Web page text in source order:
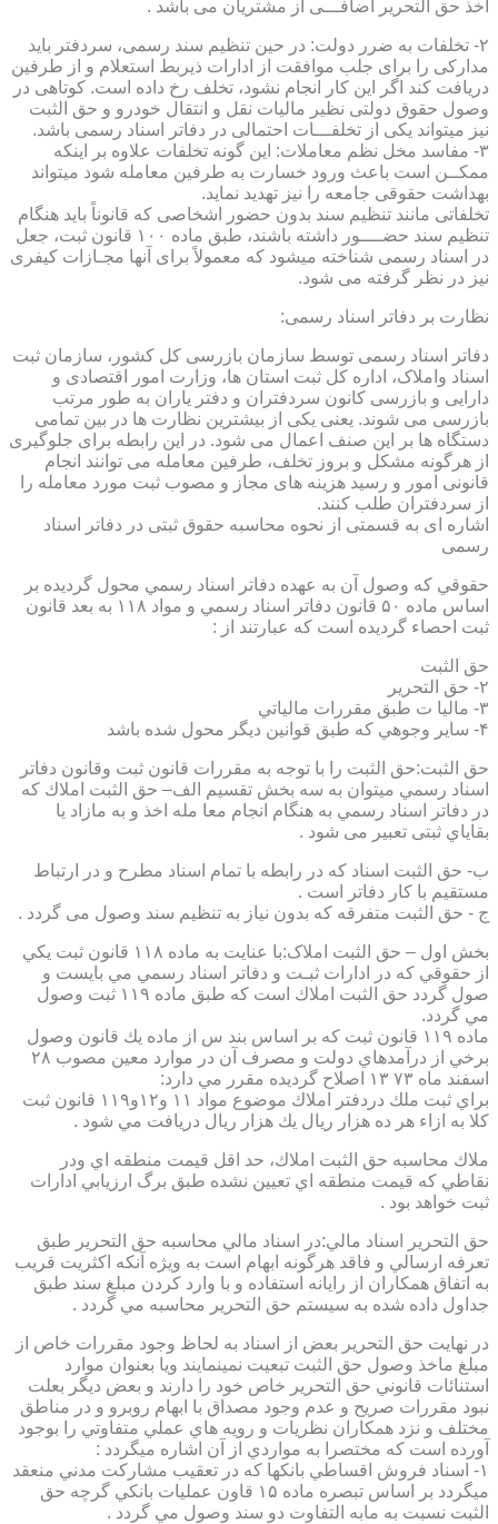
اخذ حق التحریر اضافـــی از مشتریان می باشد .
۲- تخلفات به ضرر دولت: در حین تنظیم سند رسمی، سردفتر باید
مدارکی را برای جلب موافقت از ادارات ذیربط استعلام و از طرفین
دریافت کند اگر این کار انجام نشود، تخلف رخ داده است. کوتاهی در
وصول حقوق دولتی نظیر مالیات نقل و انتقال خودرو و حق الثبت
نیز میتواند یکی از تخلفـــات احتمالی در دفاتر اسناد رسمی باشد.
۳- مفاسد مخل نظم معاملات: این گونه تخلفات علاوه بر اینکه
ممکــن است باعث ورود خسارت به طرفین معامله شود میتواند
بهداشت حقوقی جامعه را نیز تهدید نماید.
تخلفاتی مانند تنظیم سند بدون حضور اشخاصی که قانوناً باید هنگام
تنظیم سند حضــــور داشته باشند، طبق ماده ۱۰۰ قانون ثبت، جعل
در اسناد رسمی شناخته میشود که معمولاً برای آنها مجـازات کیفری
نیز در نظر گرفته می شود.
نظارت بر دفاتر اسناد رسمی:
دفاتر اسناد رسمی توسط سازمان بازرسی کل کشور، سازمان ثبت
اسناد واملاک، اداره کل ثبت استان ها، وزارت امور اقتصادی و
دارایی و بازرسی کانون سردفتران و دفتر یاران به طور مرتب
بازرسی می شوند. یعنی یکی از بیشترین نظارت ها در بین تمامی
دستگاه ها بر این صنف اعمال می شود. در این رابطه برای جلوگیری
از هرگونه مشکل و بروز تخلف، طرفین معامله می توانند انجام
قانونی امور و رسید هزینه های مجاز و مصوب ثبت مورد معامله را
از سردفتران طلب کنند.
اشاره ای به قسمتی از نحوه محاسبه حقوق ثبتی در دفاتر اسناد
رسمی
حقوقي كه وصول آن به عهده دفاتر اسناد رسمي محول گرديده بر
اساس ماده ۵۰ قانون دفاتر اسناد رسمي و مواد ۱۱۸ به بعد قانون
ثبت احصاء گرديده است كه عبارتند از :
حق الثبت
۲- حق التحرير
۳- ماليا ت طبق مقررات مالياتي
۴- ساير وجوهي كه طبق قوانين ديگر محول شده باشد
حق الثبت:حق الثبت را با توجه به مقررات قانون ثبت وقانون دفاتر
اسناد رسمي ميتوان به سه بخش تقسيم الف– حق الثبت املاك كه
در دفاتر اسناد رسمي به هنگام انجام معا مله اخذ و به مازاد يا
بقاياي ثبتی تعبیر می شود .
ب- حق الثبت اسناد كه در رابطه با تمام اسناد مطرح و در ارتباط
مستقيم با كار دفاتر است .
ج - حق الثبت متفرقه كه بدون نياز به تنظیم سند وصول می گردد .
بخش اول – حق الثبت املاک:با عنايت به ماده ۱۱۸ قانون ثبت يكي
از حقوقي كه در ادارات ثبـت و دفاتر اسناد رسمي مي بايست و
صول گردد حق الثبت املاك است كه طبق ماده ۱۱۹ ثبت وصول
مي گردد.
ماده ۱۱۹ قانون ثبت كه بر اساس بند س از ماده يك قانون وصول
برخي از درآمدهاي دولت و مصرف آن در موارد معين مصوب ۲۸
اسفند ماه ۷۳ ۱۳ اصلاح گرديده مقرر مي دارد:
براي ثبت ملك دردفتر املاك موضوع مواد ۱۱ و۱۲و۱۱۹ قانون ثبت
كلا به ازاء هر ده هزار ريال يك هزار ريال دريافت مي شود .
ملاك محاسبه حق الثبت املاك، حد اقل قيمت منطقه اي ودر
نقاطي كه قيمت منطقه اي تعيين نشده طبق برگ ارزيابي ادارات
ثبت خواهد بود .
حق التحرير اسناد مالي:در اسناد مالي محاسبه حق التحرير طبق
تعرفه ارسالي و فاقد هرگونه ابهام است به ويژه آنكه اكثريت قريب
به اتفاق همكاران از رايانه استفاده و با وارد كردن مبلغ سند طبق
جداول داده شده به سيستم حق التحرير محاسبه مي گردد .
در نهايت حق التحرير بعض از اسناد به لحاظ وجود مقررات خاص از
مبلغ ماخذ وصول حق الثبت تبعيت نمينمايند ويا بعنوان موارد
استنائات قانوني حق التحرير خاص خود را دارند و بعض ديگر بعلت
نبود مقررات صريح و عدم وجود مصداق با ابهام روبرو و در مناطق
مختلف و نزد همكاران نظريات و رويه هاي عملي متفاوتي را بوجود
آورده است كه مختصرا به مواردي از آن اشاره ميگردد :
۱- اسناد فروش اقساطي بانكها كه در تعقيب مشاركت مدني منعقد
ميگردد بر اساس تبصره ماده ۱۵ قاون عمليات بانكي گرچه حق
الثبت نسبت به مابه التفاوت دو سند وصول مي گردد .